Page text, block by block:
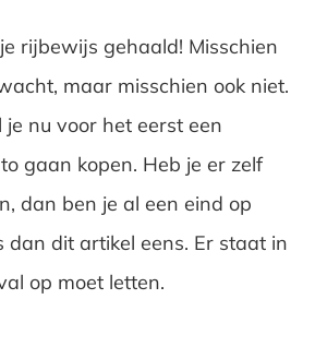
rijbewijs gehaald! Misschien
maar misschien ook niet.
nu voor het eerst een
gaan kopen. Heb je er zelf
dan ben je al een eind op
dan dit artikel eens. Er staat in
op moet letten.